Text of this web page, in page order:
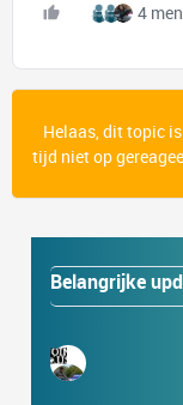
4
Helaas, dit topic
tijd niet op
Belangrijke